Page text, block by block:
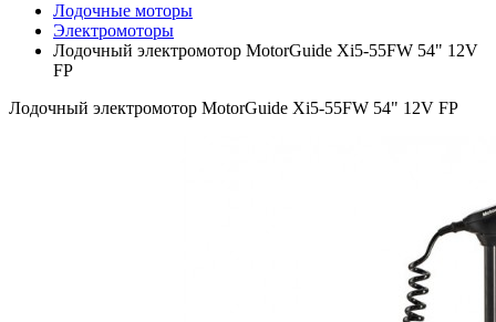
Лодочные моторы
Электромоторы
Лодочный электромотор MotorGuide Xi5-55FW 54" 12V
FP
Лодочный электромотор MotorGuide Xi5-55FW 54" 12V FP